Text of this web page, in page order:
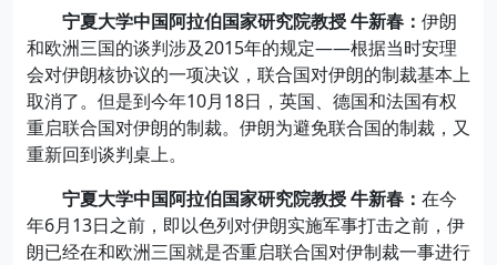
宁夏大学中国阿拉伯国家研究院教授 牛新春： 伊朗
和欧洲三国的谈判涉及2015年的规定——根据当时安理
会对伊朗核协议的一项决议，联合国对伊朗的制裁基本上
取消了。但是到今年10月18日，英国、德国和法国有权
重启联合国对伊朗的制裁。伊朗为避免联合国的制裁，又
重新回到谈判桌上。
宁夏大学中国阿拉伯国家研究院教授 牛新春： 在今
年6月13日之前，即以色列对伊朗实施军事打击之前，伊
朗已经在和欧洲三国就是否重启联合国对伊制裁一事进行